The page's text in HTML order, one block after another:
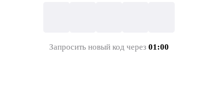
Запросить новый код через 01:00